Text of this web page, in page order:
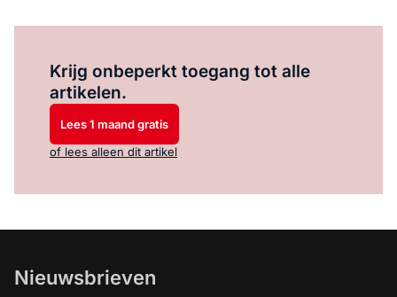
Krijg onbeperkt toegang tot alle
artikelen.
Lees 1 maand gratis
of lees alleen dit artikel
Nieuwsbrieven